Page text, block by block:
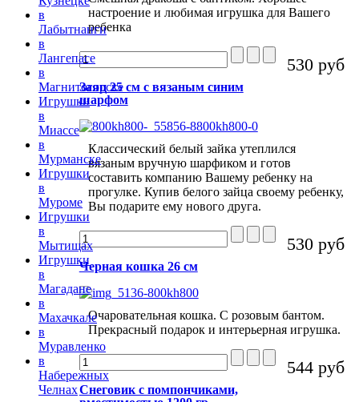
настроение и любимая игрушка для Вашего
ребенка
530 руб
Заяц 25 см с вязаным синим
шарфом
Классический белый зайка утеплился
вязаным вручную шарфиком и готов
составить компанию Вашему ребенку на
прогулке. Купив белого зайца своему ребенку,
Вы подарите ему нового друга.
530 руб
Черная кошка 26 см
Очаровательная кошка. С розовым бантом.
Прекрасный подарок и интерьерная игрушка.
544 руб
Снеговик с помпончиками,
в
Лабытнанги
в
Лангепасе
в
Магнитогорске
Игрушки
в
Миассе
в
Мурманске
Игрушки
в
Муроме
Игрушки
в
Мытищах
Игрушки
в
Магадане
в
Махачкале
в
Муравленко
в
Набережных
Челнах